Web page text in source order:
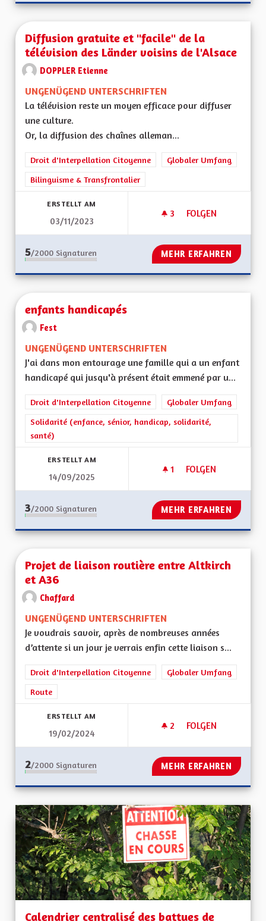
Diffusion gratuite et "facile" de la
télévision des Länder voisins de l'Alsace
DOPPLER Etienne
UNGENÜGEND UNTERSCHRIFTEN
La télévision reste un moyen efficace pour diffuser
une culture.
Or, la diffusion des chaînes alleman...
Droit d'Interpellation Citoyenne
Globaler Umfang
Bilinguisme & Transfrontalier
ERSTELLT AM
03/11/2023
3 3 FOLLOWER
FOLGEN
DIFFUSION
5/2000 Signaturen MEHR ERFAHREN
enfants handicapés
Fest
UNGENÜGEND UNTERSCHRIFTEN
J'ai dans mon entourage une famille qui a un enfant
handicapé qui jusqu'à présent était emmené par u...
Droit d'Interpellation Citoyenne
Globaler Umfang
Solidarité (enfance, sénior, handicap, solidarité,
santé)
ERSTELLT AM
14/09/2025
1 1 FOLLOWER
FOLGEN
ENFANTS
3/2000 Signaturen MEHR ERFAHREN
Projet de liaison routière entre Altkirch
et A36
Chaffard
UNGENÜGEND UNTERSCHRIFTEN
Je voudrais savoir, après de nombreuses années
d’attente si un jour je verrais enfin cette liaison s...
Droit d'Interpellation Citoyenne
Globaler Umfang
Route
ERSTELLT AM
19/02/2024
2 2 FOLLOWER
FOLGEN
PROJET DE
2/2000 Signaturen MEHR ERFAHREN
Calendrier centralisé des battues de